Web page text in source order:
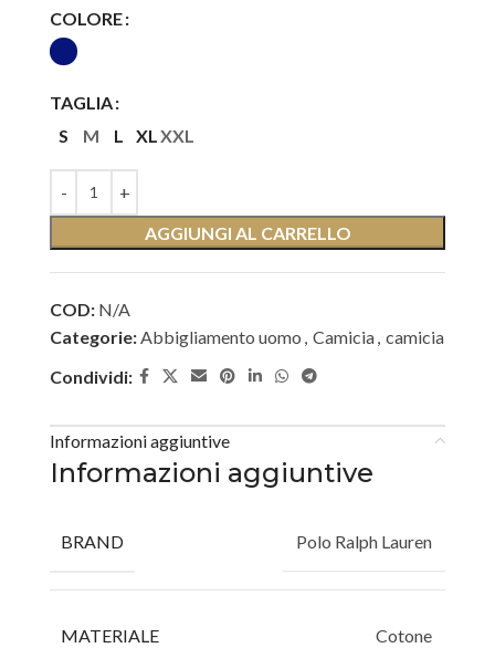
COLORE
TAGLIA
S
M L XLXXL
AGGIUNGI AL CARRELLO
COD: N/A
Categorie: Abbigliamento uomo Camicia camicia
Condividi:
Informazioni aggiuntive
Informazioni aggiuntive
BRAND Polo Ralph Lauren
MATERIALE Cotone